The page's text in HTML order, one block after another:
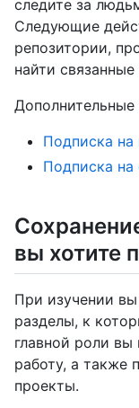
следите за
Следующие
репозитории,
найти
Подписка на
Подписка на
вы хотите
При изучении
разделы, к
главной роли
работу, а также
проекты.